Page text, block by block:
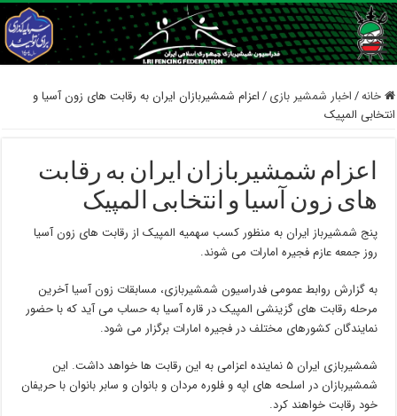
خانه/اخبار شمشیر بازی /اعزام شمشیربازان ایران به رقابت های زون آسیا و
انتخابی المپیک
اعزام شمشیربازان ایران به رقابت
های زون آسیا و انتخابی المپیک
پنج شمشیرباز ایران به منظور کسب سهمیه المپیک از رقابت های زون آسیا
روز جمعه عازم فجیره امارات می شوند.
به گزارش روابط عمومی فدراسیون شمشیربازی، مسابقات زون آسیا آخرین
مرحله رقابت های گزینشی المپیک در قاره آسیا به حساب می آید که با حضور
نمایندگان کشورهای مختلف در فجیره امارات برگزار می شود.
شمشیربازی ایران ۵ نماینده اعزامی به این رقابت ها خواهد داشت. این
شمشیربازان در اسلحه های اپه و فلوره مردان و بانوان و سابر بانوان با حریفان
خود رقابت خواهند کرد.